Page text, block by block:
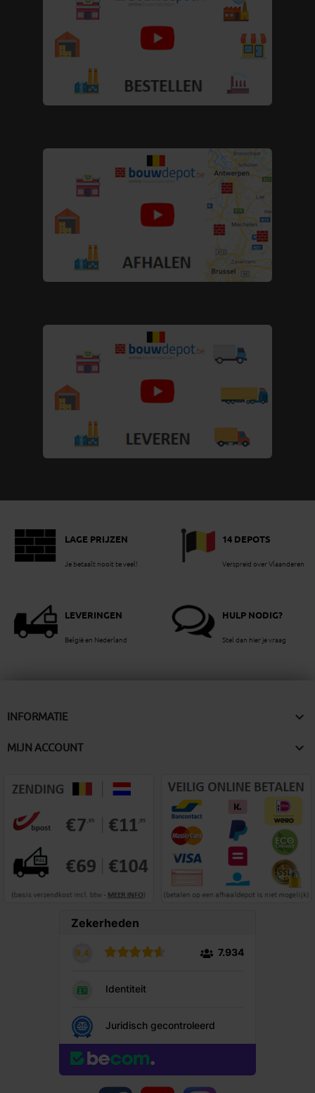
LAGE PRIJZEN
Je betaalt nooit te veel!
14 DEPOTS
Verspreid over Vlaanderen
LEVERINGEN
België en Nederland
HULP NODIG?
Stel dan hier je vraag
INFORMATIE 
MIJN ACCOUNT 